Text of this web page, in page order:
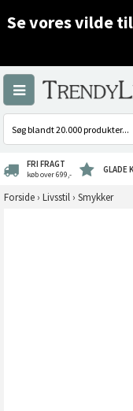
Se vores vilde
FRI FRAGT
køb over 699,- GLADE
Forside › Livsstil › Smykker